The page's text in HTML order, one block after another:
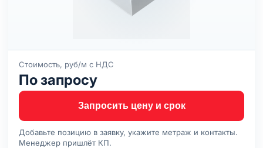
Стоимость, руб/м с НДС
По запросу
Запросить цену и срок
Добавьте позицию в заявку, укажите метраж и контакты.
Менеджер пришлёт КП.